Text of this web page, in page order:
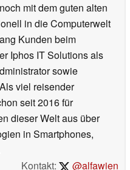
mit dem guten alten
in die Computerwelt
Kunden beim
Iphos IT Solutions als
sowie
viel reisender
seit 2016 für
dieser Welt aus über
in Smartphones,
Kontakt:
@alfawien